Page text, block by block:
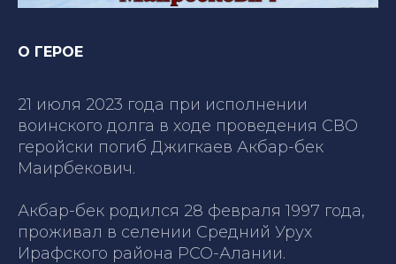
О ГЕРОЕ
21 июля 2023 года при исполнении
воинского долга в ходе проведения СВО
геройски погиб Джигкаев Акбар-бек
Маирбекович.
Акбар-бек родился 28 февраля 1997 года,
проживал в селении Средний Урух
Ирафского района РСО-Алании.